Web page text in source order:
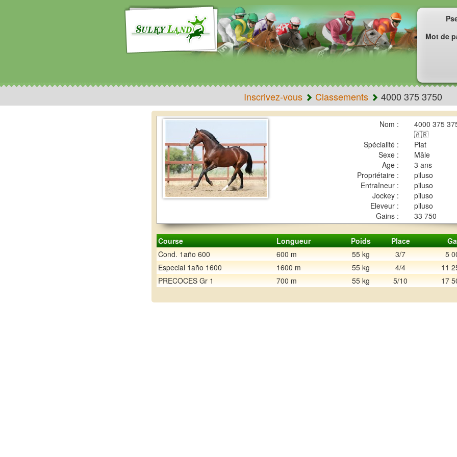
Mot de
Inscrivez-vous Classements 4000 375 3750
Nom :
4000 375
🇦🇷
Spécialité :
Plat
Sexe :
Mâle
Age :
3 ans
Propriétaire :
piluso
Entraîneur :
piluso
Jockey :
piluso
Eleveur :
piluso
Gains :
33 750
Course Longueur Poids Place
Cond. 1año 600
600 m 55 kg 3/7
5
Especial 1año 1600
1600 m 55 kg 4/4
11
PRECOCES Gr 1
700 m 55 kg 5/10 17